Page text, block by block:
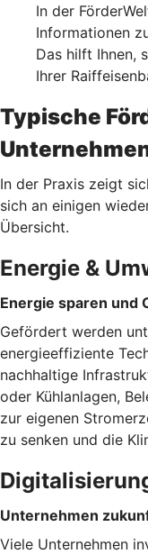
In der
Informationen
Das hilft Ihnen,
Ihrer
Typische
In der Praxis zeigt
sich an einigen
Übersicht.
Energie &
Energie sparen und
Gefördert werden
energieeffiziente
nachhaltige
oder Kühlanlagen,
zur eigenen
zu senken und die
Unternehmen
Viele Unternehmen